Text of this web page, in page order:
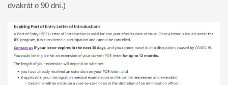
dvakrát o 90 dní.)